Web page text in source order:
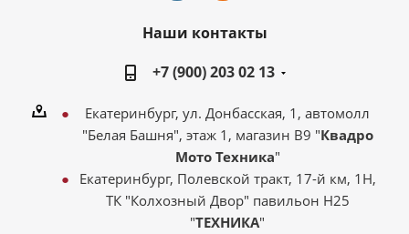
Наши контакты
+7 (900) 203 02 13
Екатеринбург, ул. Донбасская, 1, автомолл
"Белая Башня", этаж 1, магазин В9 "Квадро
Мото Техника"
Екатеринбург, Полевской тракт, 17-й км, 1Н,
ТК "Колхозный Двор" павильон Н25
"ТЕХНИКА"